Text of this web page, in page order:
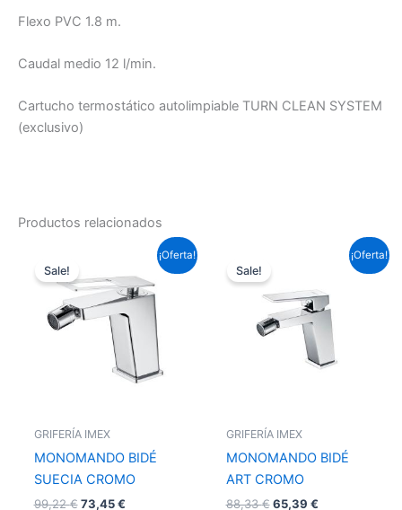
Flexo PVC 1.8 m.
Caudal medio 12 l/min.
Cartucho termostático autolimpiable TURN CLEAN SYSTEM
(exclusivo)
Productos relacionados
¡Oferta!
Sale!
GRIFERÍA IMEX
MONOMANDO BIDÉ
SUECIA CROMO
99,22€
original
era:
99,22 €.
73,45€
precio
actual
es:
73,45 €.
¡Oferta!
Sale!
GRIFERÍA IMEX
MONOMANDO BIDÉ
ART CROMO
88,33€
era:
88,33 €.
65,39 €
precio
es:
65,39 €.